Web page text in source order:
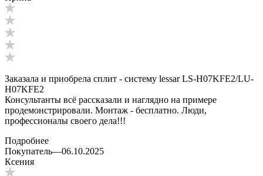
Заказала и приобрела сплит - систему lessar LS-H07KFE2/LU-
H07KFE2
Консультанты всё рассказали и наглядно на примере
продемонстрировали. Монтаж - бесплатно. Люди,
профессионалы своего дела!!!
Подробнее
Покупатель—06.10.2025
Ксения